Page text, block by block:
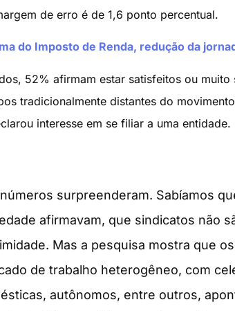
de erro é de 1,6 ponto percentual.
do Imposto de Renda, redução da
52% afirmam estar satisfeitos ou
tradicionalmente distantes do
interesse em se filiar a uma entidade.
números surpreenderam. Sabíamos
afirmavam, que sindicatos não
Mas a pesquisa mostra que
de trabalho heterogêneo, com
autônomos, entre outros,